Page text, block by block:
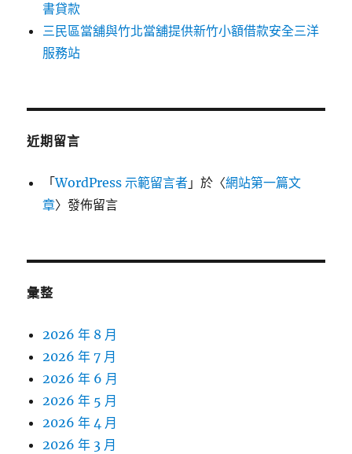
書貸款
三民區當舖與竹北當舖提供新竹小額借款安全三洋
服務站
近期留言
「WordPress 示範留言者 」於〈網站第一篇文
章〉發佈留言
彙整
2026 年 8 月
2026 年 7 月
2026 年 6 月
2026 年 5 月
2026 年 4 月
2026 年 3 月